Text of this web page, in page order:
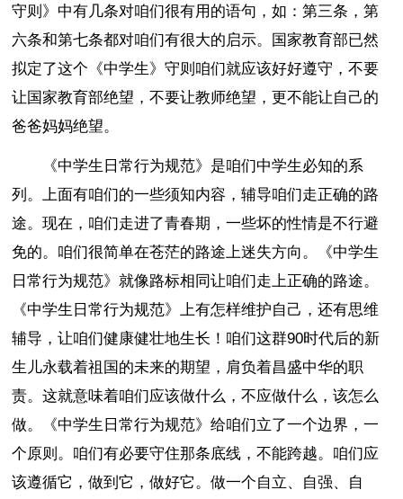
守则》中有几条对咱们很有用的语句，如：第三条，第
六条和第七条都对咱们有很大的启示。国家教育部已然
拟定了这个《中学生》守则咱们就应该好好遵守，不要
让国家教育部绝望，不要让教师绝望，更不能让自己的
爸爸妈妈绝望。
《中学生日常行为规范》是咱们中学生必知的系
列。上面有咱们的一些须知内容，辅导咱们走正确的路
途。现在，咱们走进了青春期，一些坏的性情是不行避
免的。咱们很简单在苍茫的路途上迷失方向。《中学生
日常行为规范》就像路标相同让咱们走上正确的路途。
《中学生日常行为规范》上有怎样维护自己，还有思维
辅导，让咱们健康健壮地生长！咱们这群90时代后的新
生儿永载着祖国的未来的期望，肩负着昌盛中华的职
责。这就意味着咱们应该做什么，不应做什么，该怎么
做。《中学生日常行为规范》给咱们立了一个边界，一
个原则。咱们有必要守住那条底线，不能跨越。咱们应
该遵循它，做到它，做好它。做一个自立、自强、自